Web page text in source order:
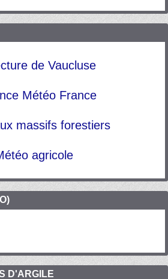
de Vaucluse
Météo France
massifs forestiers
agricole
D'ARGILE